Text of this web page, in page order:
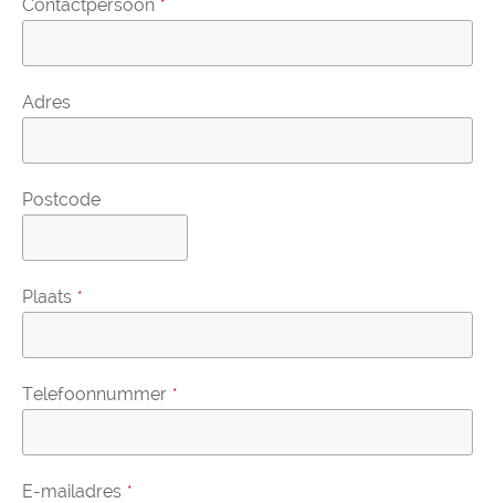
Contactpersoon *
Adres
Postcode
Plaats *
Telefoonnummer *
E-mailadres *